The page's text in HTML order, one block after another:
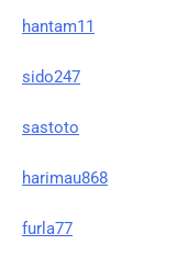
hantam11
sido247
sastoto
harimau868
furla77